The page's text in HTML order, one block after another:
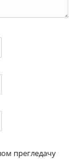
прегледачу